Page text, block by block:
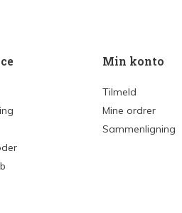
Min konto
Tilmeld
Mine ordrer
Sammenligning